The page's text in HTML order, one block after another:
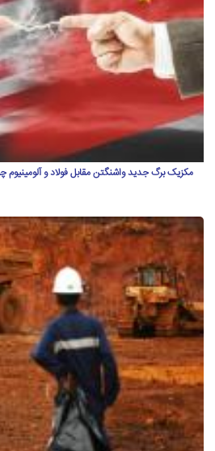
مکزیک برگ جدید واشنگتن مقابل فولاد و آلومینیوم چین